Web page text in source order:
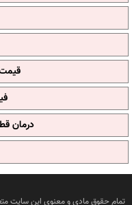
درمان
تمام حقوق مادی و معنوی این سایت